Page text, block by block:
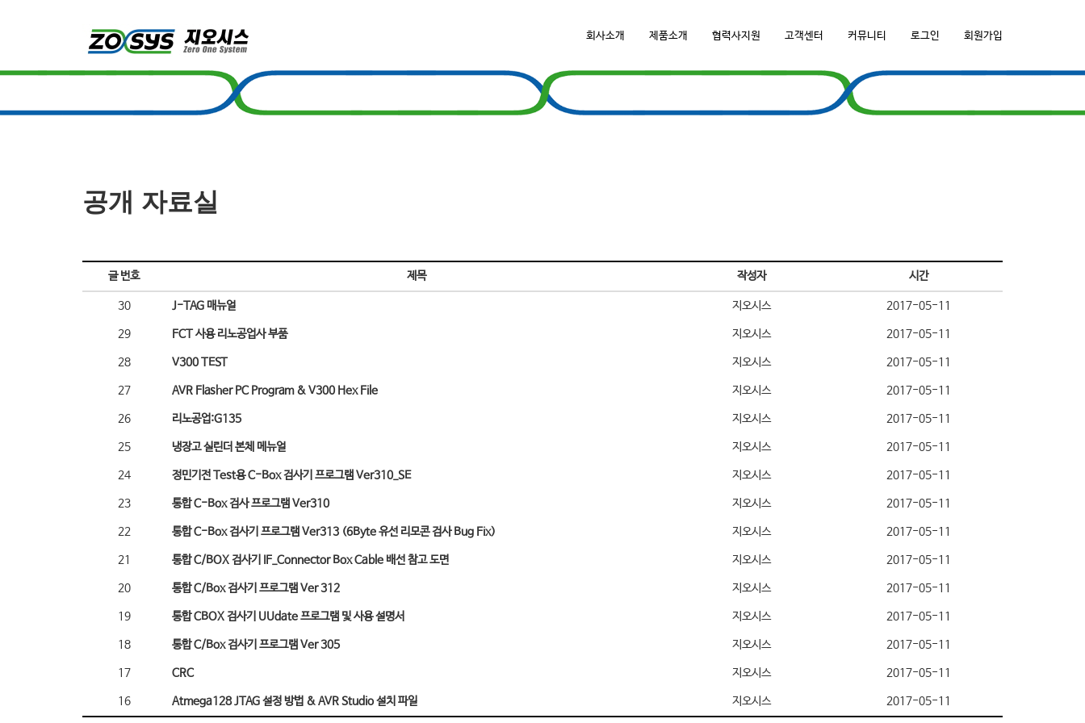
회사소개 제품소개 협력사지원 고객센터 커뮤니티 로그인 회원가입
공개 자료실
글 번호 제목 작성자 시간
30 J-TAG 매뉴얼 지오시스 2017-05-11
29 FCT 사용 리노공업사 부품 지오시스 2017-05-11
28 V300 TEST 지오시스 2017-05-11
27 AVR Flasher PC Program & V300 Hex File 지오시스 2017-05-11
26 리노공업:G135 지오시스 2017-05-11
25 냉장고 실린더 본체 메뉴얼 지오시스 2017-05-11
24 정민기전 Test용 C-Box 검사기 프로그램 Ver310_SE 지오시스 2017-05-11
23 통합 C-Box 검사 프로그램 Ver310 지오시스 2017-05-11
22 통합 C-Box 검사기 프로그램 Ver313 (6Byte 유선 리모콘 검사 Bug Fix) 지오시스 2017-05-11
21 통합 C/BOX 검사기 IF_Connector Box Cable 배선 참고 도면 지오시스 2017-05-11
20 통합 C/Box 검사기 프로그램 Ver 312 지오시스 2017-05-11
19 통합 CBOX 검사기 UUdate 프로그램 및 사용 설명서 지오시스 2017-05-11
18 통합 C/Box 검사기 프로그램 Ver 305 지오시스 2017-05-11
17 CRC 지오시스 2017-05-11
16 Atmega128 JTAG 설정 방법 & AVR Studio 설치 파일 지오시스 2017-05-11